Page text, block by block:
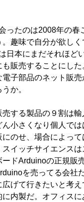
ったのは2008年の春
趣味で自分が欲し
日本にまだそれほど
販売することにし
子部品のネット販
か。
する製品の９割は
小さくなり個人で
のせ、場合によっ
イッチサイエンス
ドArduinoの正規販
を売ってる会社
げて行きたいと考
内製だ。オフィス